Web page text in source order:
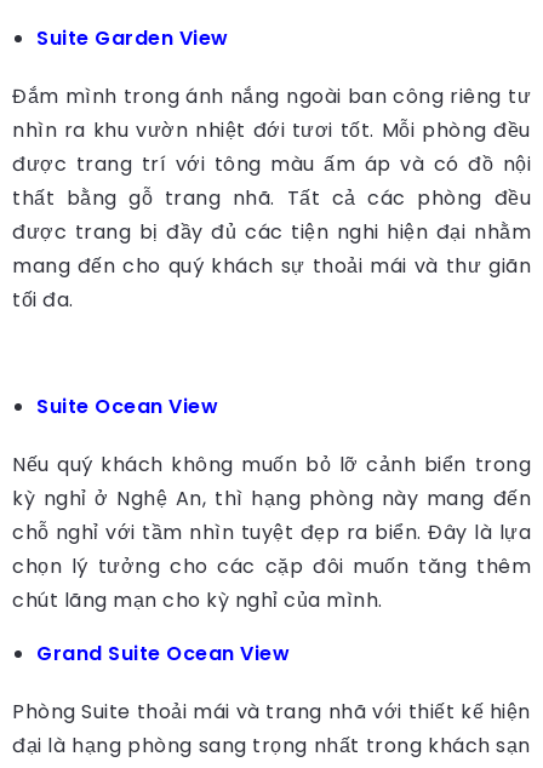
Suite Garden View
Đắm mình trong ánh nắng ngoài ban công riêng tư
nhìn ra khu vườn nhiệt đới tươi tốt. Mỗi phòng đều
được trang trí với tông màu ấm áp và có đồ nội
thất bằng gỗ trang nhã. Tất cả các phòng đều
được trang bị đầy đủ các tiện nghi hiện đại nhằm
mang đến cho quý khách sự thoải mái và thư giãn
tối đa.
Suite Ocean View
Nếu quý khách không muốn bỏ lỡ cảnh biển trong
kỳ nghỉ ở Nghệ An, thì hạng phòng này mang đến
chỗ nghỉ với tầm nhìn tuyệt đẹp ra biển. Đây là lựa
chọn lý tưởng cho các cặp đôi muốn tăng thêm
chút lãng mạn cho kỳ nghỉ của mình.
Grand Suite Ocean View
Phòng Suite thoải mái và trang nhã với thiết kế hiện
đại là hạng phòng sang trọng nhất trong khách sạn